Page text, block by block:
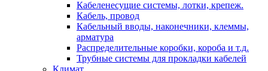
Кабеленесущие системы, лотки, крепеж.
Кабель, провод
Кабельный вводы, наконечники, клеммы,
арматура
Распределительные коробки, короба и т.д.
Трубные системы для прокладки кабелей
Климат